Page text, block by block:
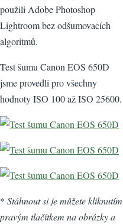
použili Adobe Photoshop
Lightroom bez odšumovacích
algoritmů.
Test šumu Canon EOS 650D
jsme provedli pro všechny
hodnoty ISO 100 až ISO 25600.
* Stáhnout si je můžete kliknutím
pravým tlačítkem na obrázky a